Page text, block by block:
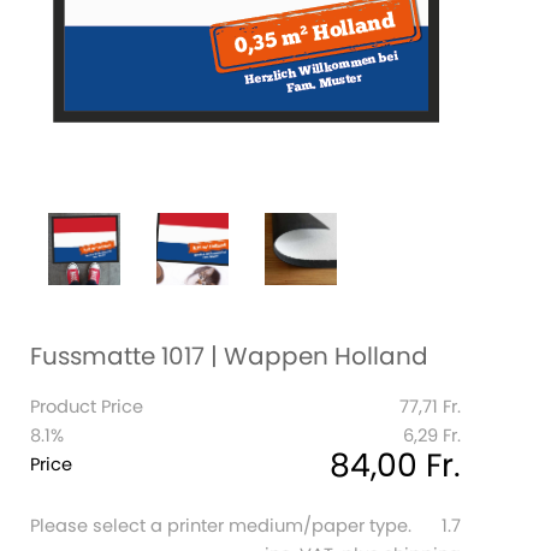
Fussmatte 1017 | Wappen Holland
Product Price
77,71 Fr.
8.1%
6,29 Fr.
Price
84,00 Fr.
Please select a printer medium/paper type.
1.7